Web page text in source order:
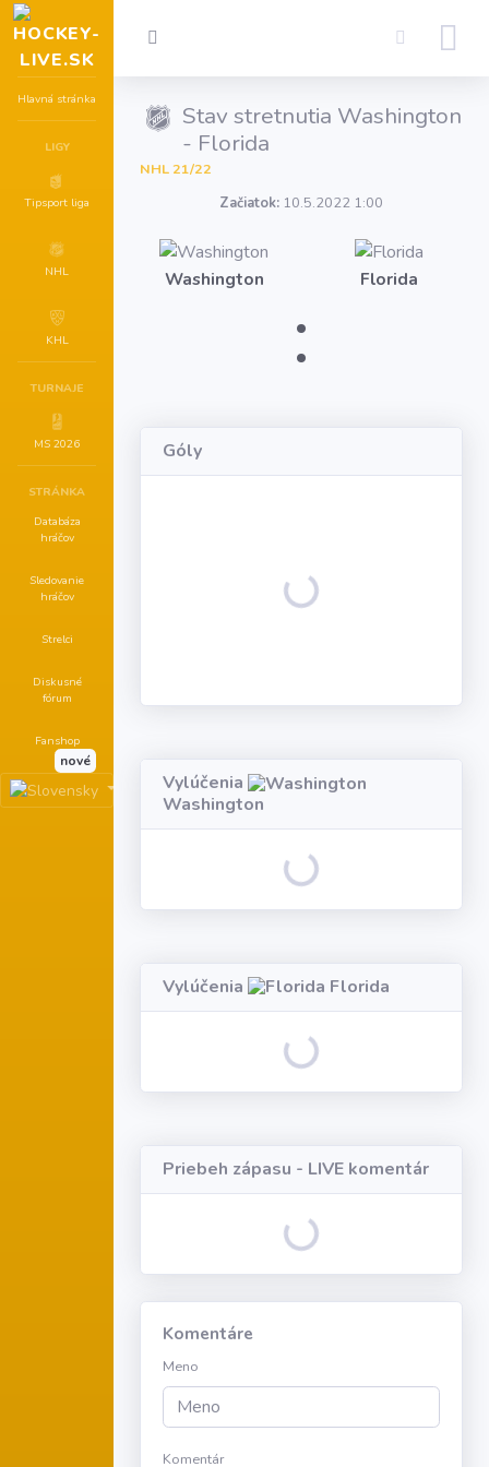
Hlavná stránka
LIGY
Tipsport liga
NHL
KHL
TURNAJE
MS 2026
STRÁNKA
Databáza
hráčov
Sledovanie
hráčov
Strelci
Diskusné
fórum
Fanshop
nové
Stav stretnutia Washington
- Florida
NHL 21/22
Začiatok: 10.5.2022 1:00
Washington
:
Florida
Góly
Loading...
Vylúčenia
Washington
Loading...
Vylúčenia Florida
Loading...
Priebeh zápasu - LIVE komentár
Loading...
Komentáre
Meno
Komentár